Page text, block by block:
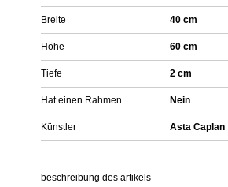
Breite 40 cm
Höhe 60 cm
Tiefe 2 cm
Hat einen Rahmen Nein
Künstler Asta Caplan
beschreibung des artikels